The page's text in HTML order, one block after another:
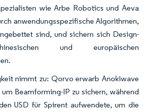
wie Arbe Robotics und Aeva
anwendungsspezifische Algorithmen,
sind, und sichern sich Design-
und europäischen
nimmt zu: Qorvo erwarb Anokiwave
Beamforming-IP zu sichern, während
USD für Spirent aufwendete, um die